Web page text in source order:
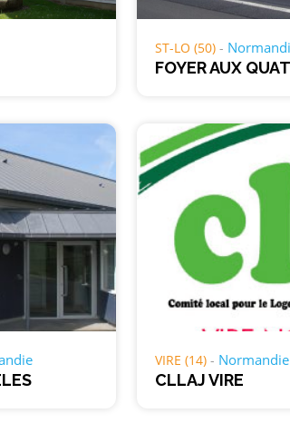
ST-LO (50)
FOYER AUX
VIRE (14) Normandie
CLLAJ VIRE